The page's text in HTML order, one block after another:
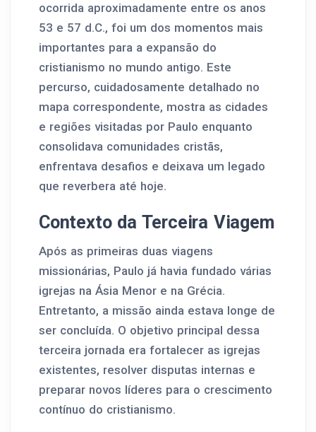
ocorrida aproximadamente entre os anos
53 e 57 d.C., foi um dos momentos mais
importantes para a expansão do
cristianismo no mundo antigo. Este
percurso, cuidadosamente detalhado no
mapa correspondente, mostra as cidades
e regiões visitadas por Paulo enquanto
consolidava comunidades cristãs,
enfrentava desafios e deixava um legado
que reverbera até hoje.
Contexto da Terceira Viagem
Após as primeiras duas viagens
missionárias, Paulo já havia fundado várias
igrejas na Ásia Menor e na Grécia.
Entretanto, a missão ainda estava longe de
ser concluída. O objetivo principal dessa
terceira jornada era fortalecer as igrejas
existentes, resolver disputas internas e
preparar novos líderes para o crescimento
contínuo do cristianismo.